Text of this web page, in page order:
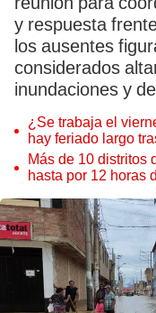
y respuesta
los ausentes
considerados
inundaciones y
¿Se trabaja el
hay feriado largo
Más de 10 distritos
hasta por 12 horas